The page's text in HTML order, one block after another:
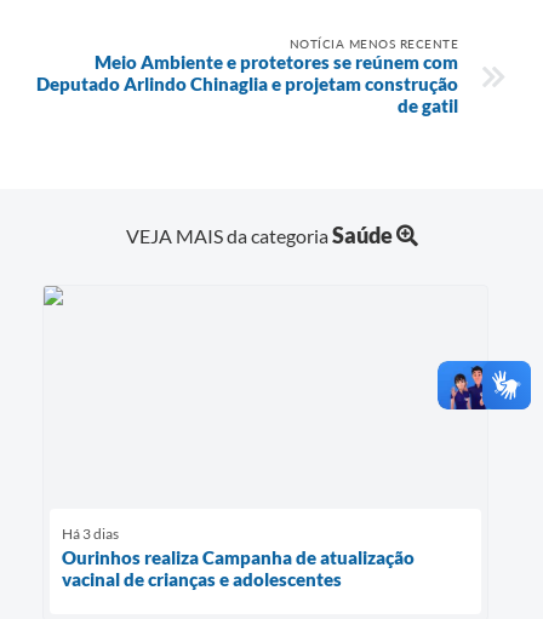
NOTÍCIA MENOS RECENTE
Meio Ambiente e protetores se reúnem com
Deputado Arlindo Chinaglia e projetam construção
de gatil
VEJA MAIS da categoriaSaúde
Há 3 dias
Ourinhos realiza Campanha de atualização
vacinal de crianças e adolescentes